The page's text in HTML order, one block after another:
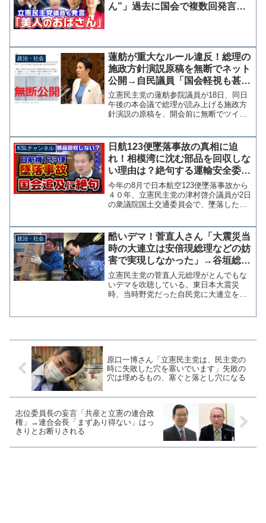
ん”」過去に国会で複数回発言
政治・社会
蓮舫が重大なルール違反！総理の
施政方針演説原稿を無断でネット
公開→自民議員「国会軽視も甚だ
しい」
立憲民主党の蓮舫参院議員が18日、同日
午後の本会議で総理が読み上げる施政方
針演説の原稿を、開会前に無断でツイッ
も甚だしい」と批判の声が上がってい
る。どういうことだ？国会軽...
KSLチャンネル
日航123便墜落事故の真相に迫
れ！相模湾に沈む部品を回収しな
い理由は？絶句する運輸安全委員
長 立憲・津村啓介が国会で追及
【KSLチャンネル】
今年の8月で日本航空123便墜落事故から
４０年、立憲民主党の津村啓介議員が2日
の衆議院国土交通委員会で、墜落した機
あるのに10年間も引き上げが行われず放
置されている理由...
政治・社会
酷いデマ！菅直人さん「大震災当
時の大連立は安倍現総理などの妨
害で実現しなかった」→谷垣総裁
に即日断られ、当時の安倍さんは
自民党でも無役
立憲民主党の菅直人元総理がとんでもな
いデマを吹聴している。東日本大震災
時、当時野党だった自民党に大連立を打
原口一博さん「立憲民主党は、民主党の
時に失敗した穴を塞いでいます」失敗の
穴は埋めるもの、塞ぐと落とし穴になる
志位委員長の妄言「共産と立憲の連合政
権」→連合会長「まずあり得ない」はっ
きりとお断りされる